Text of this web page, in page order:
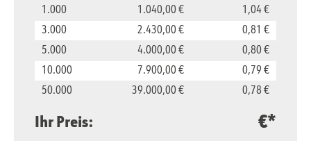
1.000
1.040,00 €
1,04 €
3.000
2.430,00 €
0,81 €
5.000
4.000,00 €
0,80 €
10.000
7.900,00 €
0,79 €
50.000
39.000,00 € 0,78 €
Ihr Preis: €*